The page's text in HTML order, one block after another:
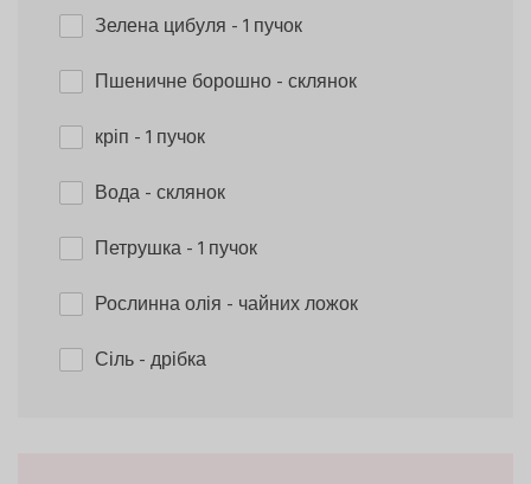
Зелена цибуля - 1 пучок
Пшеничне борошно- склянок
кріп - 1 пучок
Вода- склянок
Петрушка- 1 пучок
Рослинна олія - чайних ложок
Сіль- дрібка